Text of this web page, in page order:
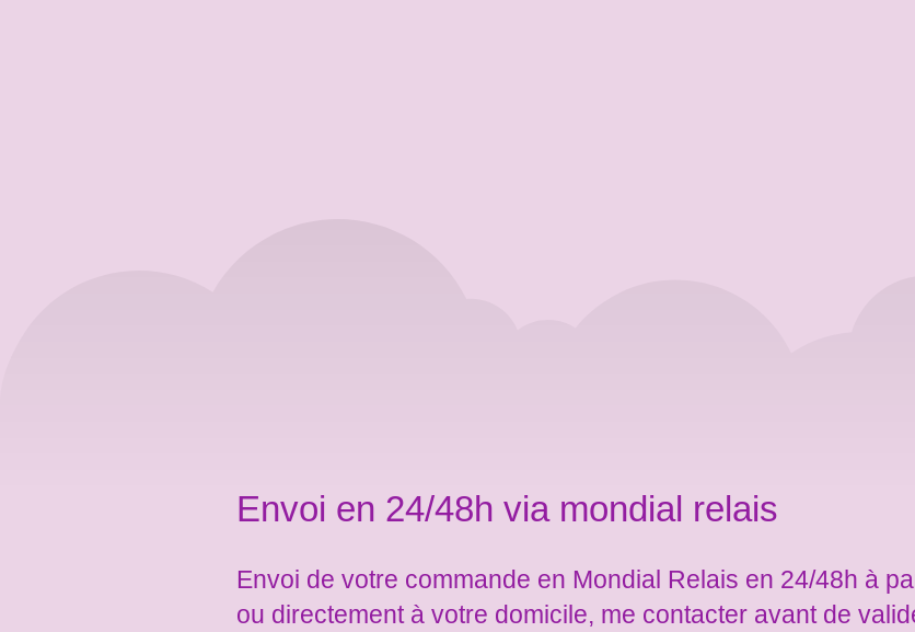
Envoi en 24/48h via mondial relais
Envoi de votre commande en Mondial Relais en 24/48h à
ou directement à votre domicile, me contacter avant de